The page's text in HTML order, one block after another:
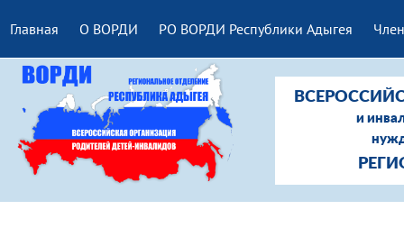
Главная О ВОРДИ РО ВОРДИ Республики Адыгея
и